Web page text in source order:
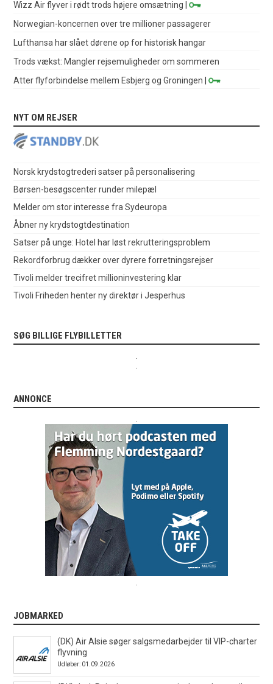
Wizz Air flyver i rødt trods højere omsætning |
Norwegian-koncernen over tre millioner passagerer
Lufthansa har slået dørene op for historisk hangar
Trods vækst: Mangler rejsemuligheder om sommeren
Atter flyforbindelse mellem Esbjerg og Groningen |
NYT OM REJSER
Norsk krydstogtrederi satser på personalisering
Børsen-besøgscenter runder milepæl
Melder om stor interesse fra Sydeuropa
Åbner ny krydstogtdestination
Satser på unge: Hotel har løst rekrutteringsproblem
Rekordforbrug dækker over dyrere forretningsrejser
Tivoli melder trecifret millioninvestering klar
Tivoli Friheden henter ny direktør i Jesperhus
SØG BILLIGE FLYBILLETTER
ANNONCE
JOBMARKED
(DK) Air Alsie søger salgsmedarbejder til VIP-charter
flyvning
Udløber: 01.09.2026